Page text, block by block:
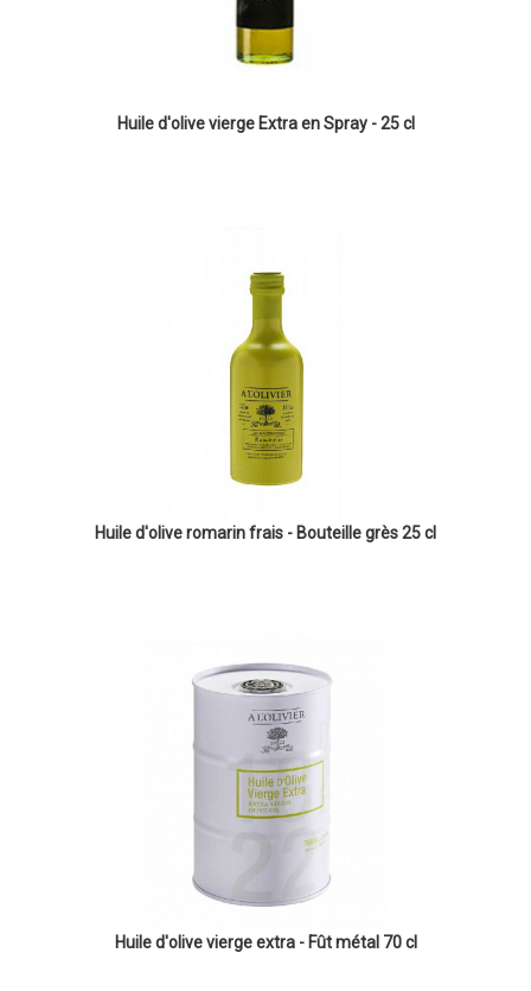
Huile d'olive vierge Extra en Spray - 25 cl
Huile d'olive romarin frais - Bouteille grès 25 cl
Huile d'olive vierge extra - Fût métal 70 cl